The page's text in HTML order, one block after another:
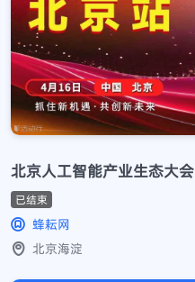
北京人工智能产业生态大会
已结束
蜂耘网
北京海淀